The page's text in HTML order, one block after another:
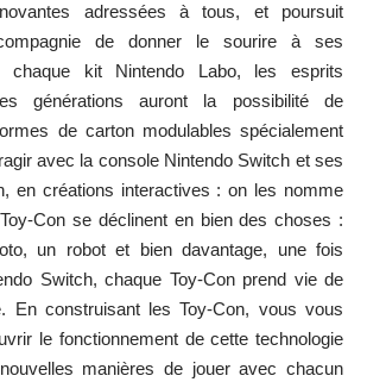
adressées à tous, et poursuit
de donner le sourire à ses
chaque kit Nintendo Labo, les esprits
générations auront la possibilité de
de carton modulables spécialement
avec la console Nintendo Switch et ses
en créations interactives : on les nomme
Con se déclinent en bien des choses :
un robot et bien davantage, une fois
Switch, chaque Toy-Con prend vie de
En construisant les Toy-Con, vous vous
le fonctionnement de cette technologie
manières de jouer avec chacun